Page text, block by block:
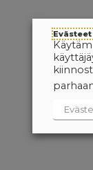
Evästeet